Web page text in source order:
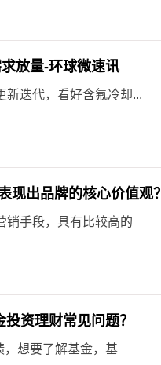
放量-环球微速讯
新迭代，看好含氟冷却...
现出品牌的核心价值观？
销手段，具有比较高的
资理财常见问题？
，想要了解基金，基